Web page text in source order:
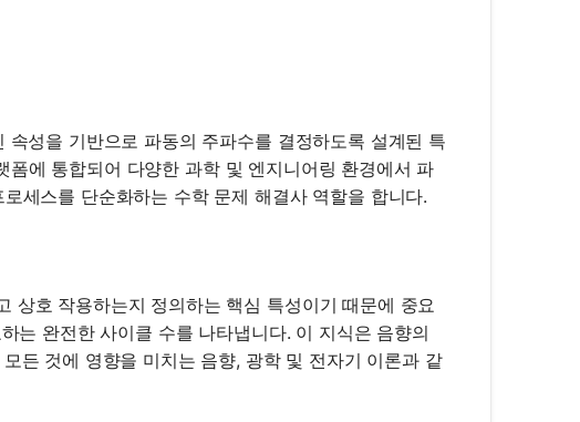
성을 기반으로 파동의 주파수를 결정하도록 설계된 특
에 통합되어 다양한 과학 및 엔지니어링 환경에서 파
세스를 단순화하는 수학 문제 해결사 역할을 합니다.
상호 작용하는지 정의하는 핵심 특성이기 때문에 중요
는 완전한 사이클 수를 나타냅니다. 이 지식은 음향의
든 것에 영향을 미치는 음향, 광학 및 전자기 이론과 같